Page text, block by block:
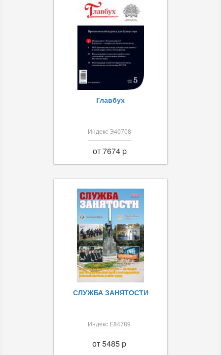
Главбух
Индекс Э40708
от 7674 p
СЛУЖБА ЗАНЯТОСТИ
Индекс Е84789
от 5485 p